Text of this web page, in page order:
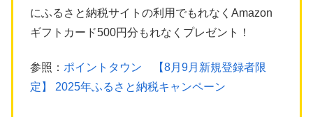
にふるさと納税サイトの利用でもれなくAmazon
ギフトカード500円分もれなくプレゼント！
参照： ポイントタウン 【8月9月新規登録者限
定】 2025年ふるさと納税キャンペーン